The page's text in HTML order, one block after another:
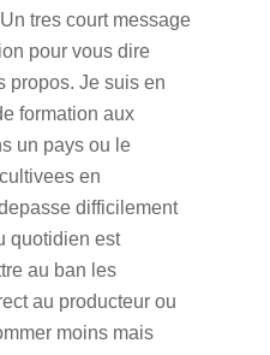
Un tres court message
pour vous dire
propos. Je suis en
formation aux
un pays ou le
en
difficilement
quotidien est
au ban les
au producteur ou
moins mais